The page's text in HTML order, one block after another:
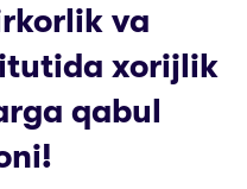
va
xorijlik
qabul